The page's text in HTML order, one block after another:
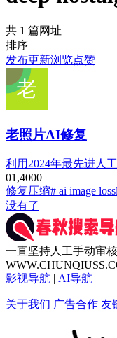
共 1 篇网址
排序
发布更新浏览点赞
老照片AI修复
利用2024年最先进人
01,4000
修复压缩# ai image
没有了
一直坚持人工手动审
影视导航 | AI导航
关于我们 广告合作 友